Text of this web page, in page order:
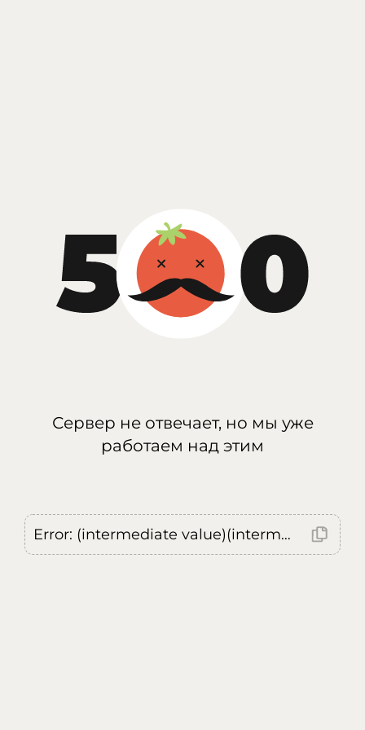
Сервер не отвечает, но мы уже
работаем над этим
Error: (intermediate value)(intermediate value)(intermediate value).replaceAll is not a function